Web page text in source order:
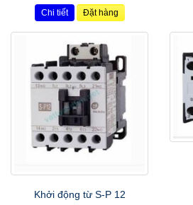
Chi tiết Đặt hàng
Khởi động từ S-P 12